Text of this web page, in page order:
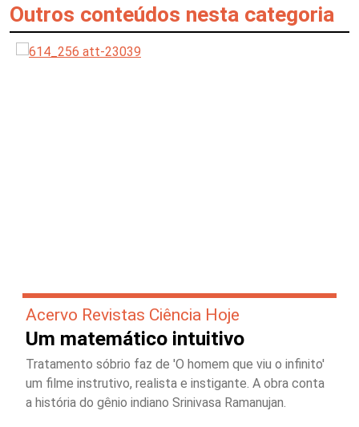
Outros conteúdos nesta categoria
Acervo Revistas Ciência Hoje
Um matemático intuitivo
Tratamento sóbrio faz de 'O homem que viu o infinito'
um filme instrutivo, realista e instigante. A obra conta
a história do gênio indiano Srinivasa Ramanujan.